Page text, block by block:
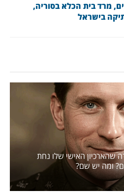
מרד בית הכלא בסוריה,
בישראל
שהארכיון האישי שלו נחת
ומה יש שם?